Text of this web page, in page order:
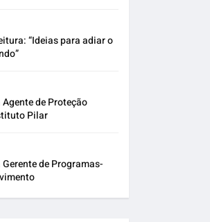
“Ideias para adiar o
de Proteção
Pilar
de Programas-